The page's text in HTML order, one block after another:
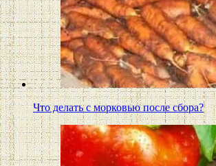
Что делать с морковью после сбора?